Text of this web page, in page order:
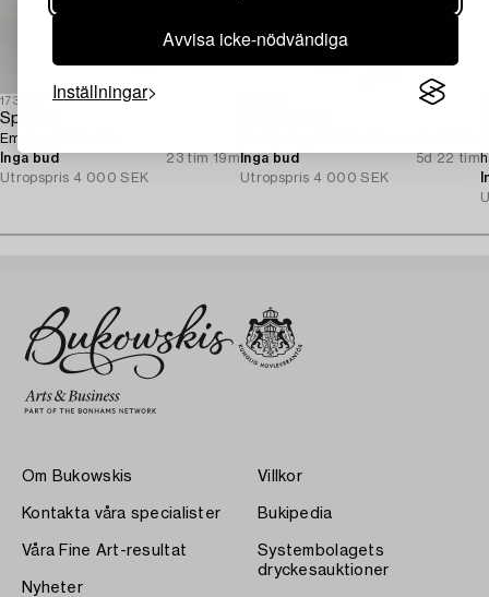
Avvisa icke-nödvändiga
Inställningar
1731147
Spegel,
Empire, 1800-tal.
Inga bud
23 tim 19m
Utropspris 4 000 SEK
Inga bud
5d 22 tim
Utropspris 4 000 SEK
Om Bukowskis
Kontakta våra specialister
Våra Fine Art-resultat
Nyheter
Villkor
Bukipedia
Systembolagets
dryckesauktioner